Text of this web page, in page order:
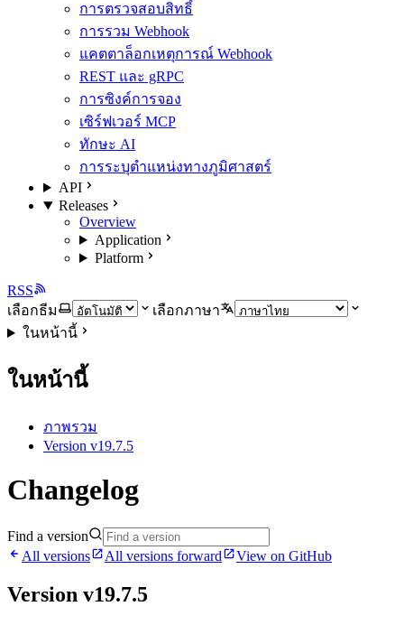
การตรวจสอบสิทธิ์
การรวม Webhook
แคตตาล็อกเหตุการณ์ Webhook
REST และ gRPC
การซิงค์การจอง
เซิร์ฟเวอร์ MCP
ทักษะ AI
การระบุตำแหน่งทางภูมิศาสตร์
API
Releases
Overview
Application
Platform
RSS
เลือกธีม
เลือกภาษา
ในหน้านี้
ในหน้านี้
ภาพรวม
Version v19.7.5
Changelog
Find a version
All versions
All versions forward View on GitHub
Version v19.7.5